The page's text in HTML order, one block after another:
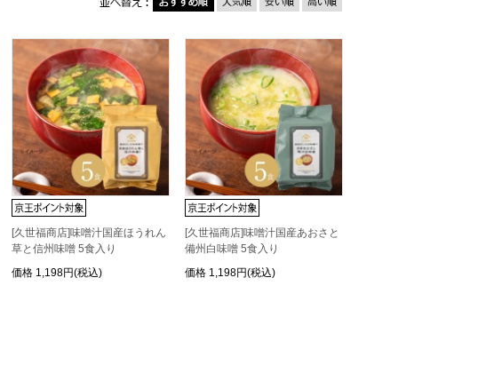
[久世福商店]味噌汁国産ほうれん
草と信州味噌 5食入り
価格 1,198円(税込)
[久世福商店]味噌汁国産あおさと
備州白味噌 5食入り
価格 1,198円(税込)